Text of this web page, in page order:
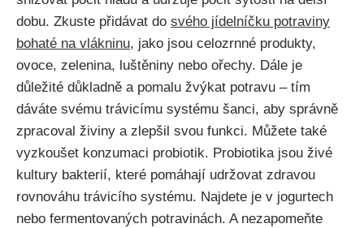
dobu. ⁣Zkuste přidávat do svého jídelníčku⁣ potraviny
bohaté na vlákninu, jako jsou celozrnné produkty,
ovoce, zelenina,​ luštěniny nebo ⁣ořechy. Dále ​je‌
důležité důkladně a pomalu žvýkat potravu – tím‌
dáváte svému trávicímu ‌systému ​šanci, aby⁣ správně
‌zpracoval živiny⁣ a zlepšil svou funkci. Můžete také
vyzkoušet konzumaci probiotik. Probiotika jsou živé‌
kultury bakterií, které⁤ pomáhají udržovat zdravou
rovnováhu trávicího systému. Najdete je ‌v⁣ jogurtech ​
nebo fermentovaných ‌potravinách. A nezapomeňte